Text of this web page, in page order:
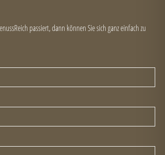
passiert, dann können Sie sich ganz einfach zu